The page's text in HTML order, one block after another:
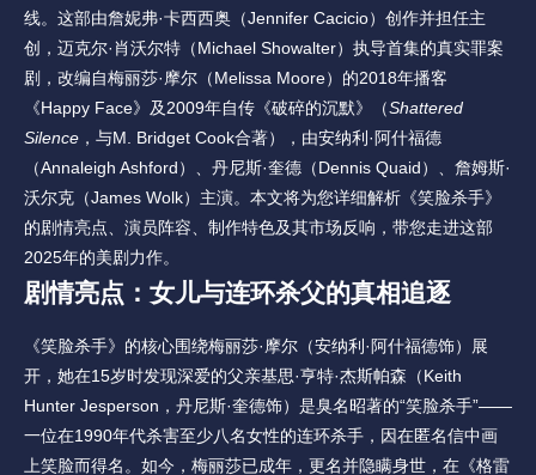
线。这部由詹妮弗·卡西西奥（Jennifer Cacicio）创作并担任主
创，迈克尔·肖沃尔特（Michael Showalter）执导首集的真实罪案
剧，改编自梅丽莎·摩尔（Melissa Moore）的2018年播客
《Happy Face》及2009年自传《破碎的沉默》（Shattered
Silence ，与M. Bridget Cook合著），由安纳利·阿什福德
（Annaleigh Ashford）、丹尼斯·奎德（Dennis Quaid）、詹姆斯·
沃尔克（James Wolk）主演。本文将为您详细解析《笑脸杀手》
的剧情亮点、演员阵容、制作特色及其市场反响，带您走进这部
2025年的美剧力作。
剧情亮点：女儿与连环杀父的真相追逐
《笑脸杀手》的核心围绕梅丽莎·摩尔（安纳利·阿什福德饰）展
开，她在15岁时发现深爱的父亲基思·亨特·杰斯帕森（Keith
Hunter Jesperson，丹尼斯·奎德饰）是臭名昭著的“笑脸杀手”——
一位在1990年代杀害至少八名女性的连环杀手，因在匿名信中画
上笑脸而得名。如今，梅丽莎已成年，更名并隐瞒身世，在《格雷